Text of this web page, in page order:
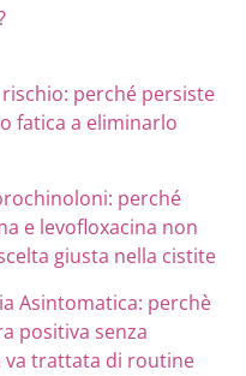
perché persiste
fatica a eliminarlo
perché
e levofloxacina non
giusta nella cistite
Asintomatica: perchè
positiva senza
trattata di routine